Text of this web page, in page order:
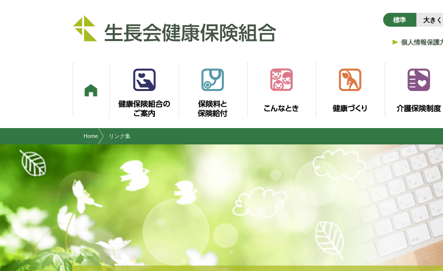
標準 大きく
個人情報保護
Home リンク集